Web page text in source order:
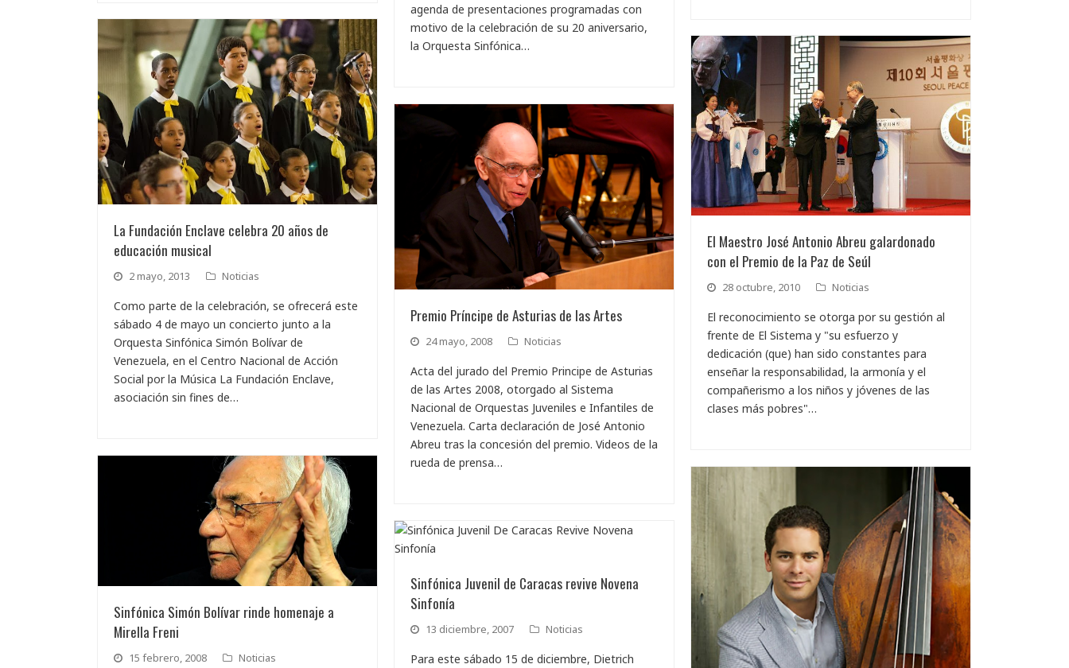
agenda de presentaciones programadas con
motivo de la celebración de su 20 aniversario,
la Orquesta Sinfónica…
La Fundación Enclave celebra 20 años de
educación musical
2 mayo, 2013 Noticias
Como parte de la celebración, se ofrecerá este
sábado 4 de mayo un concierto junto a la
Orquesta Sinfónica Simón Bolívar de
Venezuela, en el Centro Nacional de Acción
Social por la Música La Fundación Enclave,
asociación sin fines de…
El Maestro José Antonio Abreu galardonado
con el Premio de la Paz de Seúl
28 octubre, 2010 Noticias
El reconocimiento se otorga por su gestión al
frente de El Sistema y "su esfuerzo y
dedicación (que) han sido constantes para
enseñar la responsabilidad, la armonía y el
compañerismo a los niños y jóvenes de las
clases más pobres"…
Premio Príncipe de Asturias de las Artes
24 mayo, 2008 Noticias
Acta del jurado del Premio Principe de Asturias
de las Artes 2008, otorgado al Sistema
Nacional de Orquestas Juveniles e Infantiles de
Venezuela. Carta declaración de José Antonio
Abreu tras la concesión del premio. Videos de la
rueda de prensa…
Sinfónica Simón Bolívar rinde homenaje a
Mirella Freni
15 febrero, 2008 Noticias
Sinfónica Juvenil de Caracas revive Novena
Sinfonía
13 diciembre, 2007 Noticias
Para este sábado 15 de diciembre, Dietrich